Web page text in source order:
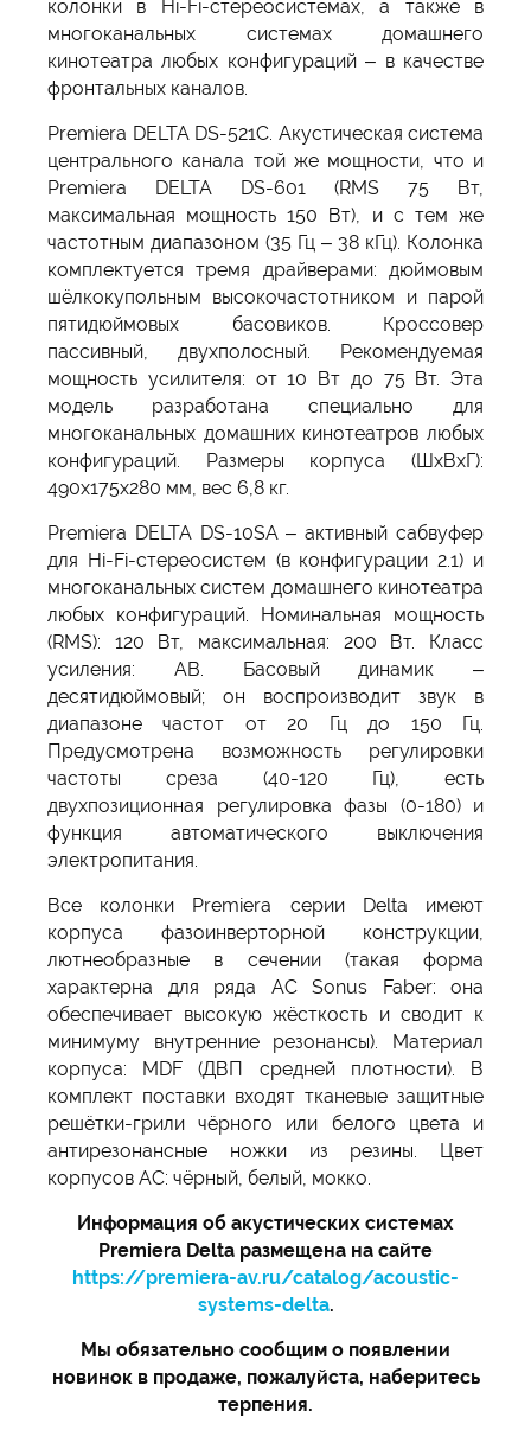
колонки в Hi-Fi-стереосистемах, а также в
многоканальных системах домашнего
кинотеатра любых конфигураций – в качестве
фронтальных каналов.
Premiera DELTA DS-521С. Акустическая система
центрального канала той же мощности, что и
Premiera DELTA DS-601 (RMS 75 Вт,
максимальная мощность 150 Вт), и с тем же
частотным диапазоном (35 Гц – 38 кГц). Колонка
комплектуется тремя драйверами: дюймовым
шёлкокупольным высокочастотником и парой
пятидюймовых басовиков. Кроссовер
пассивный, двухполосный. Рекомендуемая
мощность усилителя: от 10 Вт до 75 Вт. Эта
модель разработана специально для
многоканальных домашних кинотеатров любых
конфигураций. Размеры корпуса (ШxВxГ):
490x175x280 мм, вес 6,8 кг.
Premiera DELTA DS-10SA – активный сабвуфер
для Hi-Fi-стереосистем (в конфигурации 2.1) и
многоканальных систем домашнего кинотеатра
любых конфигураций. Номинальная мощность
(RMS): 120 Вт, максимальная: 200 Вт. Класс
усиления: AB. Басовый динамик –
десятидюймовый; он воспроизводит звук в
диапазоне частот от 20 Гц до 150 Гц.
Предусмотрена возможность регулировки
частоты среза (40-120 Гц), есть
двухпозиционная регулировка фазы (0-180) и
функция автоматического выключения
электропитания.
Все колонки Premiera серии Delta имеют
корпуса фазоинверторной конструкции,
лютнеобразные в сечении (такая форма
характерна для ряда АС Sonus Faber: она
обеспечивает высокую жёсткость и сводит к
минимуму внутренние резонансы). Материал
корпуса: MDF (ДВП средней плотности). В
комплект поставки входят тканевые защитные
решётки-грили чёрного или белого цвета и
антирезонансные ножки из резины. Цвет
корпусов АС: чёрный, белый, мокко.
Информация об акустических системах
Premiera Delta размещена на сайте
https://premiera-av.ru/catalog/acoustic-
systems-delta.
Мы обязательно сообщим о появлении
новинок в продаже, пожалуйста, наберитесь
терпения.